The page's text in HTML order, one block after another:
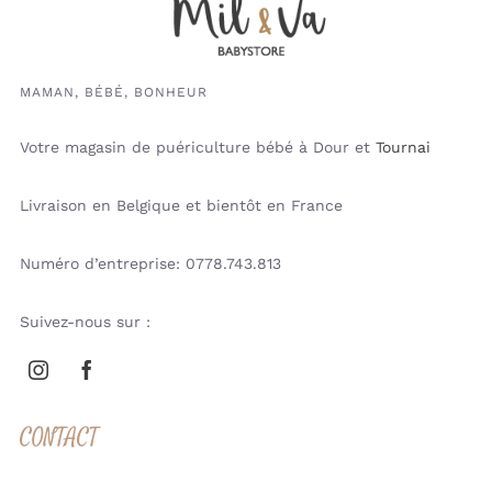
MAMAN, BÉBÉ, BONHEUR
Votre magasin de puériculture bébé à Dour et Tournai
Livraison en Belgique et bientôt en France
Numéro d’entreprise: 0778.743.813
Suivez-nous sur :
CONTACT